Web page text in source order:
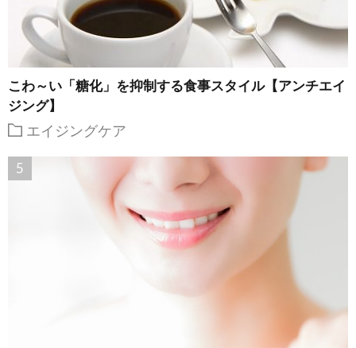
こわ～い「糖化」を抑制する食事スタイル【アンチエイ
ジング】
エイジングケア